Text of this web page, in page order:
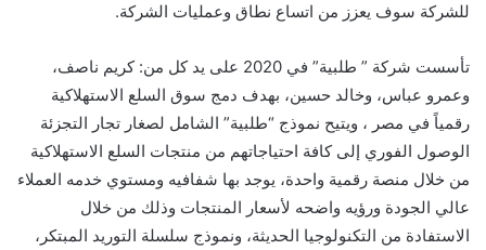
للشركة سوف يعزز من اتساع نطاق وعمليات الشركة.
تأسست شركة ” طلبية” في 2020 على يد كل من: كريم ناصف،
وعمرو عباس، وخالد حسين، بهدف دمج سوق السلع الاستهلاكية
رقمياً في مصر ، ويتيح نموذج “طلبية” الشامل لصغار تجار التجزئة
الوصول الفوري إلى كافة احتياجاتهم من منتجات السلع الاستهلاكية
من خلال منصة رقمية واحدة، يوجد بها شفافيه ومستوي خدمه العملاء
عالي الجودة ورؤيه واضحه لأسعار المنتجات وذلك من خلال
الاستفادة من التكنولوجيا الحديثة، ونموذج سلسلة التوريد المبتكر،